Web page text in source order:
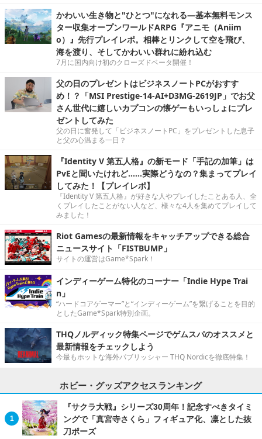
かわいい生き物と"ひとつ"になれる―基本無料モンス
ター収集オープンワールドARPG『アニモ（Aniim
o）』先行プレイレポ。相棒とリンクして空を飛び、
海を渡り、そしてかわいい群れに紛れ込む
7月に国内向け初のクローズドベータ開催！
父の日のプレゼントはビジネスノートPCがおすす
め！？「MSI Prestige-14-AI+D3MG-2619JP」でお父
さん世代に嬉しいカプコンの懐ゲーもいっしょにプレ
ゼントしてみた
父の日に奮発して「ビジネスノートPC」をプレゼントした息子
と父の心温まる一日？
『Identity V 第五人格』の新モード「手記の加筆」は
PvEと聞いたけれど……実際どうなの？集まってプレイ
してみた！【プレイレポ】
『Identity V 第五人格』が好きな人やプレイしたことある人、全
くプレイしたことがない人など、様々な4人を集めてプレイして
みました！
Riot Gamesの最新情報をキャッチアップできる総合
ニュースサイト「FISTBUMP」
サイトの運営はGame*Spark！
インディーゲーム特化のコーナー「Indie Hype Trai
n」
“ハードコアゲーマー”と“インディーゲーム”を繋げることを目的
としたGame*Spark特別企画。
THQノルディック特集ページでゲムスパのオススメと
最新情報をチェックしよう
今最もホットな海外パブリッシャー THQ Nordicを徹底特集！
ホビー・グッズアクセスランキング
『サクラ大戦』シリーズ30周年！記念すべきタイミ
ングで「真宮寺さくら」フィギュア化、凛とした抜
刀ポーズ